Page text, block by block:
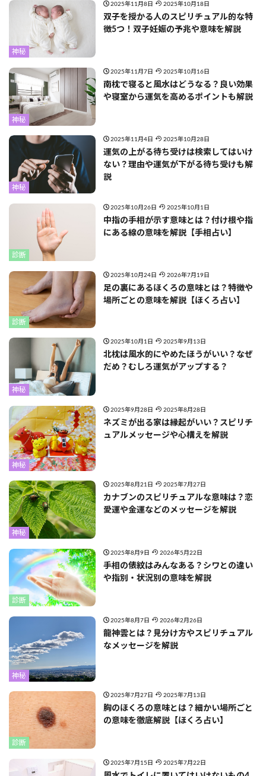
神秘
2025年11月8日 2025年10月18日
双子を授かる人のスピリチュアル的な特
徴5つ！双子妊娠の予兆や意味を解説
神秘
2025年11月7日 2025年10月16日
南枕で寝ると風水はどうなる？良い効果
や寝室から運気を高めるポイントも解説
神秘
2025年11月4日 2025年10月28日
運気の上がる待ち受けは検索してはいけ
ない？理由や運気が下がる待ち受けも解
説
診断
2025年10月26日 2025年10月1日
中指の手相が示す意味とは？付け根や指
にある線の意味を解説【手相占い】
診断
2025年10月24日 2026年7月19日
足の裏にあるほくろの意味とは？特徴や
場所ごとの意味を解説【ほくろ占い】
神秘
2025年10月1日 2025年9月13日
北枕は風水的にやめたほうがいい？なぜ
だめ？むしろ運気がアップする？
神秘
2025年9月28日 2025年8月28日
ネズミが出る家は縁起がいい？スピリチ
ュアルメッセージや心構えを解説
神秘
2025年8月21日 2025年7月27日
カナブンのスピリチュアルな意味は？恋
愛運や金運などのメッセージを解説
診断
2025年8月9日 2026年5月22日
手相の俵紋はみんなある？シワとの違い
や指別・状況別の意味を解説
神秘
2025年8月7日 2026年2月26日
龍神雲とは？見分け方やスピリチュアル
なメッセージを解説
診断
2025年7月27日 2025年7月13日
胸のほくろの意味とは？細かい場所ごと
の意味を徹底解説【ほくろ占い】
2025年7月15日 2025年7月22日